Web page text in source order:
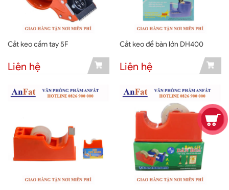
Cắt keo cầm tay 5F
Liên hệ
Cắt keo để bàn lớn DH400
Liên hệ